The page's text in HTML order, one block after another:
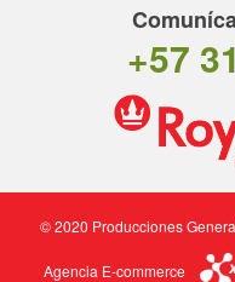
+57
© 2020 Producciones
Agencia E-commerce